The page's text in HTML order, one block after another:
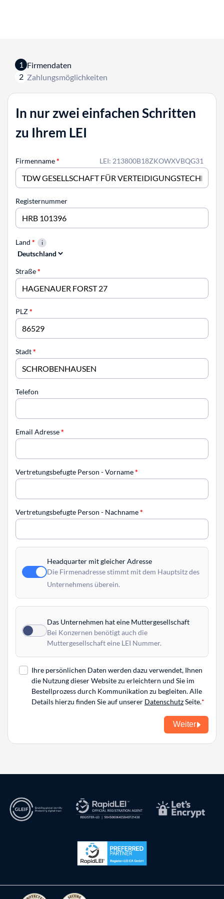
1 Firmendaten
2 Zahlungsmöglichkeiten
In nur zwei einfachen Schritten
zu Ihrem LEI
LEI: 213800B18ZKOWXVBQG31
Firmenname*
Registernummer
Land *
Straße*
PLZ*
Stadt*
Telefon
Email Adresse*
Vertretungsbefugte Person - Vorname*
Vertretungsbefugte Person - Nachname*
Headquarter mit gleicher Adresse
Die Firmenadresse stimmt mit dem Hauptsitz des
Unternehmens überein.
Das Unternehmen hat eine Muttergesellschaft
Bei Konzernen benötigt auch die
Muttergesellschaft eine LEI Nummer.
Ihre persönlichen Daten werden dazu verwendet, Ihnen
die Nutzung dieser Website zu erleichtern und Sie im
Bestellprozess durch Kommunikation zu begleiten. Alle
Details hierzu finden Sie auf unserer DatenschutzSeite.
Weiter